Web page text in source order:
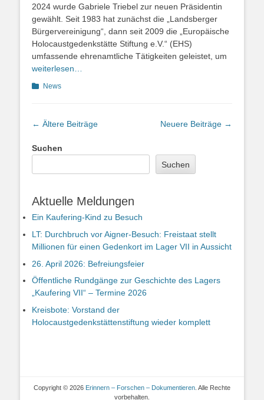
2024 wurde Gabriele Triebel zur neuen Präsidentin
gewählt. Seit 1983 hat zunächst die „Landsberger
Bürgervereinigung“, dann seit 2009 die „Europäische
Holocaustgedenkstätte Stiftung e.V.“ (EHS)
umfassende ehrenamtliche Tätigkeiten geleistet, um
weiterlesen…
Kategorien
News
Beitragsnavigation
← Ältere Beiträge Neuere Beiträge →
Suchen
Suchen
Aktuelle Meldungen
Ein Kaufering-Kind zu Besuch
LT: Durchbruch vor Aigner-Besuch: Freistaat stellt
Millionen für einen Gedenkort im Lager VII in Aussicht
26. April 2026: Befreiungsfeier
Öffentliche Rundgänge zur Geschichte des Lagers
„Kaufering VII“ – Termine 2026
Kreisbote: Vorstand der
Holocaustgedenkstättenstiftung wieder komplett
Copyright © 2026 Erinnern – Forschen – Dokumentieren . Alle Rechte
vorbehalten.